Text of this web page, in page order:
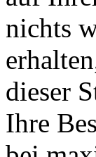
nichts
dieser
Ihre